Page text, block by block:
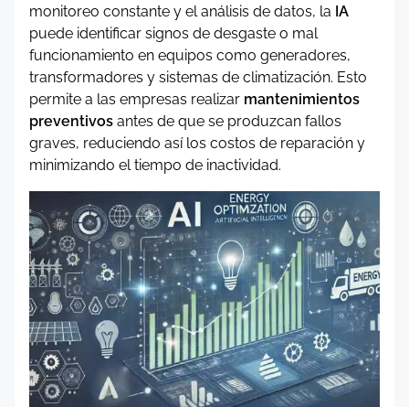
monitoreo constante y el análisis de datos, la IA
puede identificar signos de desgaste o mal
funcionamiento en equipos como generadores,
transformadores y sistemas de climatización. Esto
permite a las empresas realizar mantenimientos
preventivos antes de que se produzcan fallos
graves, reduciendo así los costos de reparación y
minimizando el tiempo de inactividad.